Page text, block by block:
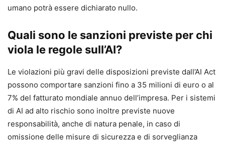
umano potrà essere dichiarato nullo.
Quali sono le sanzioni previste per chi
viola le regole sull’AI?
Le violazioni più gravi delle disposizioni previste dall’AI Act
possono comportare sanzioni fino a 35 milioni di euro o al
7% del fatturato mondiale annuo dell’impresa. Per i sistemi
di AI ad alto rischio sono inoltre previste nuove
responsabilità, anche di natura penale, in caso di
omissione delle misure di sicurezza e di sorveglianza